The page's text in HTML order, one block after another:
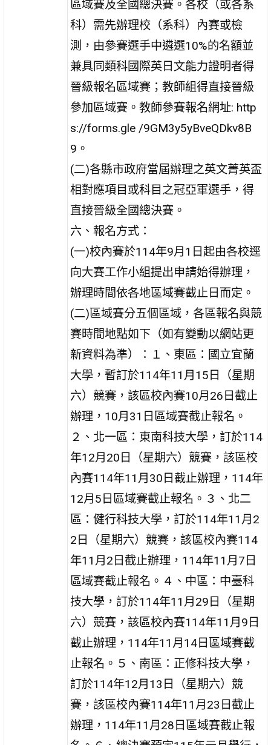
區域賽及全國總決賽。各校（或各系
科）需先辦理校（系科）內賽或檢
測，由參賽選手中遴選10%的名額並
兼具同類科國際英日文能力證明者得
晉級報名區域賽；教師組得直接晉級
參加區域賽。教師參賽報名網址: http
s://forms.gle /9GM3y5yBveQDkv8B
9。
(二)各縣市政府當屆辦理之英文菁英盃
相對應項目或科目之冠亞軍選手，得
直接晉級全國總決賽。
六、報名方式：
(一)校內賽於114年9月1日起由各校逕
向大賽工作小組提出申請始得辦理，
辦理時間依各地區域賽截止日而定。
(二)區域賽分五個區域，各區報名與競
賽時間地點如下（如有變動以網站更
新資料為準）：１、東區：國立宜蘭
大學，暫訂於114年11月15日（星期
六）競賽，該區校內賽10月26日截止
辦理，10月31日區域賽截止報名。
２、北一區：東南科技大學，訂於114
年12月20日（星期六）競賽，該區校
內賽114年11月30日截止辦理，114年
12月5日區域賽截止報名。３、北二
區：健行科技大學，訂於114年11月2
2日（星期六）競賽，該區校內賽114
年11月2日截止辦理，114年11月7日
區域賽截止報名。４、中區：中臺科
技大學，訂於114年11月29日（星期
六）競賽，該區校內賽114年11月9日
截止辦理，114年11月14日區域賽截
止報名。５、南區：正修科技大學，
訂於114年12月13日（星期六）競
賽，該區校內賽114年11月23日截止
辦理，114年11月28日區域賽截止報